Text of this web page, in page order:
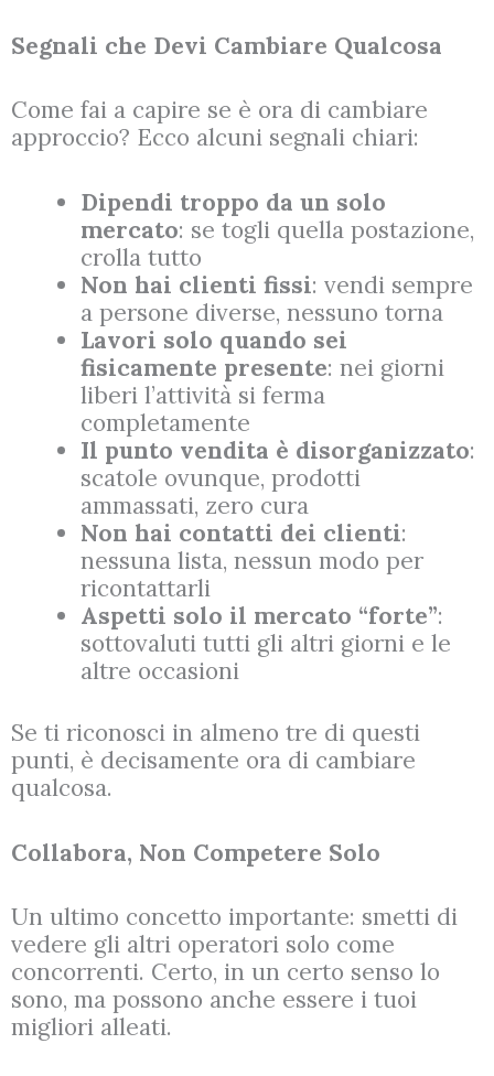
Segnali che Devi Cambiare Qualcosa
Come fai a capire se è ora di cambiare
approccio? Ecco alcuni segnali chiari:
Dipendi troppo da un solo
mercato: se togli quella postazione,
crolla tutto
Non hai clienti fissi: vendi sempre
a persone diverse, nessuno torna
Lavori solo quando sei
fisicamente presente: nei giorni
liberi l’attività si ferma
completamente
Il punto vendita è disorganizzato:
scatole ovunque, prodotti
ammassati, zero cura
Non hai contatti dei clienti:
nessuna lista, nessun modo per
ricontattarli
Aspetti solo il mercato “forte”:
sottovaluti tutti gli altri giorni e le
altre occasioni
Se ti riconosci in almeno tre di questi
punti, è decisamente ora di cambiare
qualcosa.
Collabora, Non Competere Solo
Un ultimo concetto importante: smetti di
vedere gli altri operatori solo come
concorrenti. Certo, in un certo senso lo
sono, ma possono anche essere i tuoi
migliori alleati.